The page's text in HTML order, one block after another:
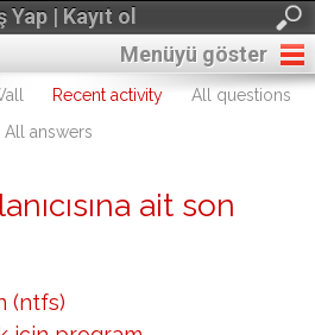
Yap | Kayıt ol
Menüyü göster
Recent activity
All questions
All answers
ait son
(ntfs)